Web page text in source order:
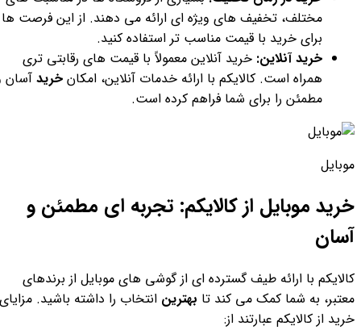
مختلف، تخفیف های ویژه ای ارائه می دهند. از این فرصت ها
برای خرید با قیمت مناسب تر استفاده کنید.
خرید آنلاین: خرید آنلاین معمولاً با قیمت های رقابتی تری
همراه است. کالایکم با ارائه خدمات آنلاین، امکان خرید آسان
مطمئن را برای شما فراهم کرده است.
موبایل
خرید موبایل از کالایکم: تجربه ای مطمئن و
آسان
کالایکم با ارائه طیف گسترده ای از گوشی های موبایل از برندهای
معتبر، به شما کمک می کند تا بهترین انتخاب را داشته باشید. مزایای
خرید از کالایکم عبارتند از: